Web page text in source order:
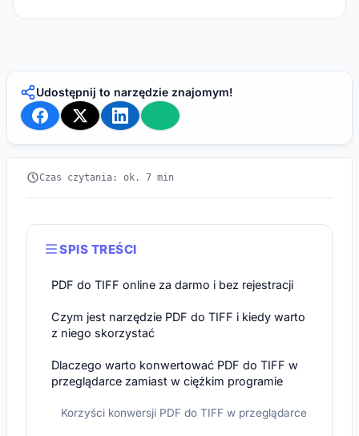
Udostępnij to narzędzie znajomym!
Czas czytania: ok. 7 min
SPIS TREŚCI
PDF do TIFF online za darmo i bez rejestracji
Czym jest narzędzie PDF do TIFF i kiedy warto
z niego skorzystać
Dlaczego warto konwertować PDF do TIFF w
przeglądarce zamiast w ciężkim programie
Korzyści konwersji PDF do TIFF w przeglądarce